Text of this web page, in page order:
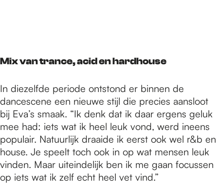
Mix van trance, acid en hardhouse
In diezelfde periode ontstond er binnen de
dancescene een nieuwe stijl die precies aansloot
bij Eva’s smaak. “Ik denk dat ik daar ergens geluk
mee had: iets wat ik heel leuk vond, werd ineens
populair. Natuurlijk draaide ik eerst ook wel r&b en
house. Je speelt toch ook in op wat mensen leuk
vinden. Maar uiteindelijk ben ik me gaan focussen
op iets wat ik zelf echt heel vet vind.”